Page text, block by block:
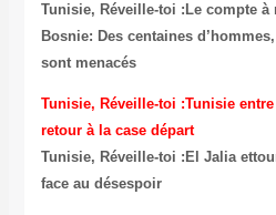
Tunisie, Réveille-toi :Le compte à
Bosnie: Des centaines
sont menacés
Tunisie, Réveille-toi :Tunisie
retour à la case départ
Tunisie, Réveille-toi :El Jalia
face au désespoir